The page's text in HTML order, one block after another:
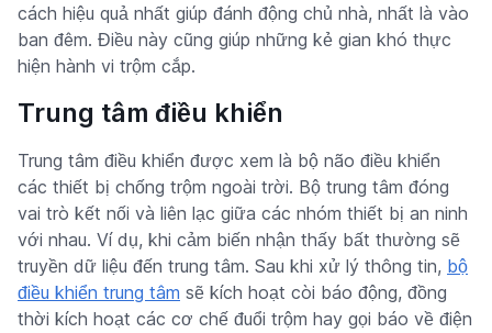
cách hiệu quả nhất giúp đánh động chủ nhà, nhất là vào
ban đêm. Điều này cũng giúp những kẻ gian khó thực
hiện hành vi trộm cắp.
Trung tâm điều khiển
Trung tâm điều khiển được xem là bộ não điều khiển
các thiết bị chống trộm ngoài trời. Bộ trung tâm đóng
vai trò kết nối và liên lạc giữa các nhóm thiết bị an ninh
với nhau. Ví dụ, khi cảm biến nhận thấy bất thường sẽ
truyền dữ liệu đến trung tâm. Sau khi xử lý thông tin, bộ
điều khiển trung tâm sẽ kích hoạt còi báo động, đồng
thời kích hoạt các cơ chế đuổi trộm hay gọi báo về điện